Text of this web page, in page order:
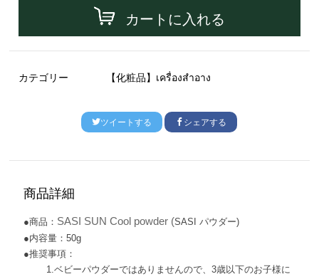
カートに入れる
カテゴリー 【化粧品】เครื่องสำอาง
ツイートする シェアする
商品詳細
●商品： SASI SUN Cool powder (SASIパウダー)
●内容量：50g
●推奨事項：
1.ベビーパウダーではありませんので、3歳以下のお子様に